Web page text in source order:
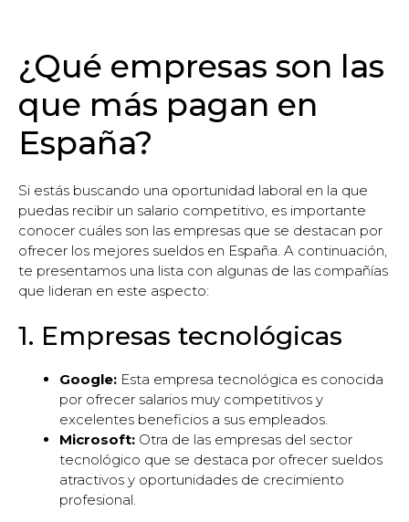
¿Qué empresas son las
que más pagan en
España?
Si estás buscando una oportunidad laboral en la que
puedas recibir un salario competitivo, es importante
conocer cuáles son las empresas que se destacan por
ofrecer los mejores sueldos en España. A continuación,
te presentamos una lista con algunas de las compañías
que lideran en este aspecto:
1. Empresas tecnológicas
Google: Esta empresa tecnológica es conocida
por ofrecer salarios muy competitivos y
excelentes beneficios a sus empleados.
Microsoft: Otra de las empresas del sector
tecnológico que se destaca por ofrecer sueldos
atractivos y oportunidades de crecimiento
profesional.